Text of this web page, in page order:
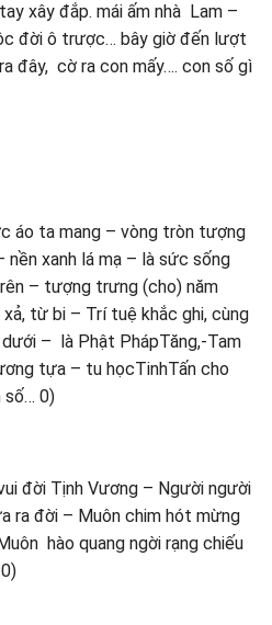
xây đắp. mái ấm nhà Lam –
đời ô trược… bây giờ đến lượt
đây, cờ ra con mấy…. con số gì
áo ta mang – vòng tròn tượng
nền xanh lá mạ – là sức sống
– tượng trưng (cho) năm
từ bi – Trí tuệ khắc ghi, cùng
– là Phật PhápTăng,-Tam
tựa – tu họcTinhTấn cho
số… 0)
đời Tịnh Vương – Người người
ra đời – Muôn chim hót mừng
hào quang ngời rạng chiếu